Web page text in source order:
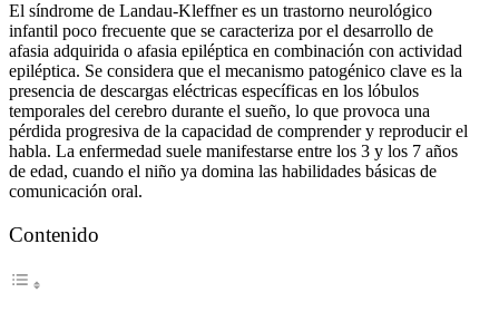
El síndrome de Landau-Kleffner es un trastorno neurológico
infantil poco frecuente que se caracteriza por el desarrollo de
afasia adquirida o afasia epiléptica en combinación con actividad
epiléptica. Se considera que el mecanismo patogénico clave es la
presencia de descargas eléctricas específicas en los lóbulos
temporales del cerebro durante el sueño, lo que provoca una
pérdida progresiva de la capacidad de comprender y reproducir el
habla. La enfermedad suele manifestarse entre los 3 y los 7 años
de edad, cuando el niño ya domina las habilidades básicas de
comunicación oral.
Contenido